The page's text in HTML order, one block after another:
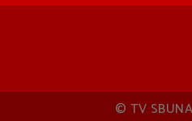
© TV